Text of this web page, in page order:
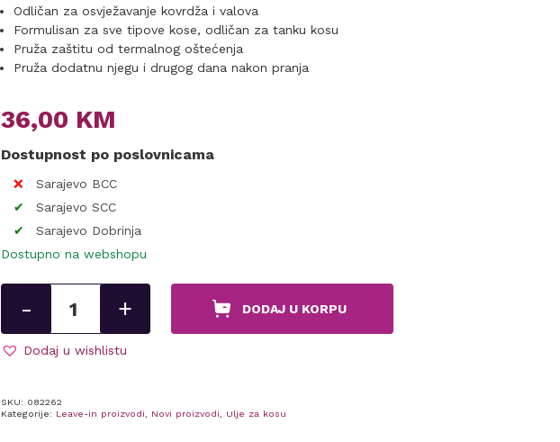
Odličan za osvježavanje kovrdža i valova
Formulisan za sve tipove kose, odličan za tanku kosu
Pruža zaštitu od termalnog oštećenja
Pruža dodatnu njegu i drugog dana nakon pranja
36,00 KM
Dostupnost po poslovnicama
Sarajevo BCC
Sarajevo SCC
Sarajevo Dobrinja
Dostupno na webshopu
-
kosu
Ultra
Moroccanoil
+ DODAJ U KORPU
Dodaj u wishlistu
SKU: 082262
Kategorije: Leave-in proizvodi Novi proizvodi Ulje za kosu